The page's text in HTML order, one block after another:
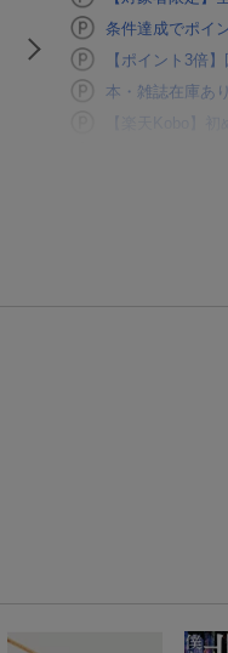
条件達成でポイ
【ポイント3倍
本・雑誌在庫あ
【楽天Kobo】